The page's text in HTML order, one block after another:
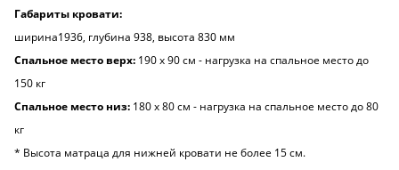
Габариты кровати:
ширина1936, глубина 938, высота 830 мм
Спальное место верх: 190 х 90 см - нагрузка на спальное место до
150 кг
Спальное место низ: 180 х 80 см - нагрузка на спальное место до 80
кг
* Высота матраца для нижней кровати не более 15 см.